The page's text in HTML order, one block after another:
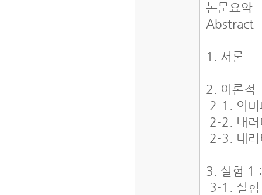
논문요약
Abstract
1. 서론
2. 이론적
2-1. 의미
2-2. 내러
2-3. 내러
3. 실험 1
3-1. 실